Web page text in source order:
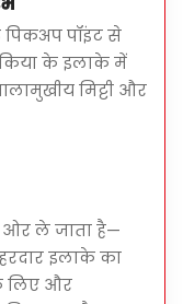
में
टूर
ब्रेक
पॉइंट से
के इलाके में
मिट्टी और
ओर ले जाता है—
इलाके का
लिए और